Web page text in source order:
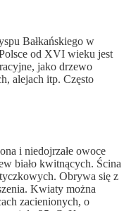
Bałkańskiego w
od XVI wieku jest
jako drzewo
alejach itp. Często
i niedojrzałe owoce
biało kwitnących. Ścina
Obrywa się z
Kwiaty można
zacienionych, o